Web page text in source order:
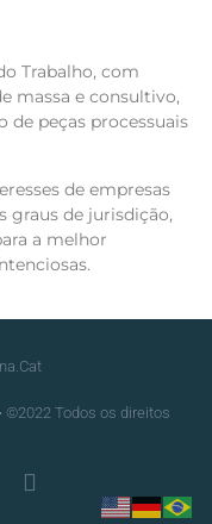
Trabalho, com
massa e consultivo,
de peças processuais
de empresas
graus de jurisdição,
a melhor
©2022 Todos os direitos